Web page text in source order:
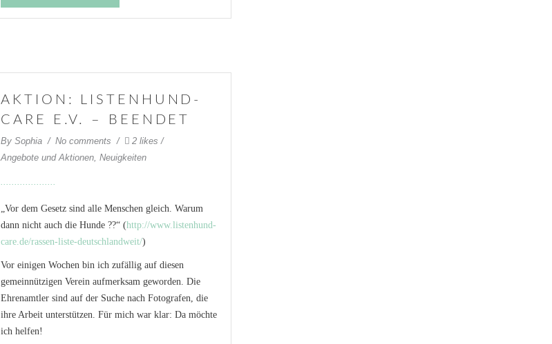
AKTION: LISTENHUND-
CARE E.V. – BEENDET
BySophia No comments
2 likes
Angebote und Aktionen ,Neuigkeiten
„Vor dem Gesetz sind alle Menschen gleich. Warum
dann nicht auch die Hunde ??“ (http://www.listenhund-
care.de/rassen-liste-deutschlandweit/)
Vor einigen Wochen bin ich zufällig auf diesen
gemeinnützigen Verein aufmerksam geworden. Die
Ehrenamtler sind auf der Suche nach Fotografen, die
ihre Arbeit unterstützen. Für mich war klar: Da möchte
ich helfen!